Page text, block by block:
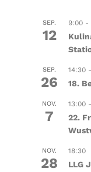
SEP.
12
9:00-
SEP.
26
14:30-
18.
NOV.
7
13:00-
22.
NOV.
28
18:30
LLG